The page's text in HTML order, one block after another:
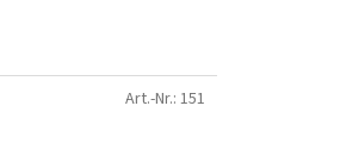
Art.-Nr.: 151